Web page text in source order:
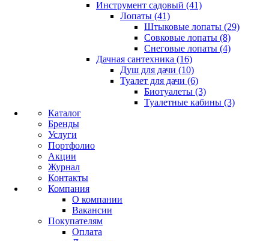
Инструмент садовый (41)
Лопаты (41)
Штыковые лопаты (29)
Совковые лопаты (8)
Снеговые лопаты (4)
Дачная сантехника (16)
Душ для дачи (10)
Туалет для дачи (6)
Биотуалеты (3)
Туалетные кабины (3)
Каталог
Бренды
Услуги
Портфолио
Акции
Журнал
Контакты
Компания
О компании
Вакансии
Покупателям
Оплата